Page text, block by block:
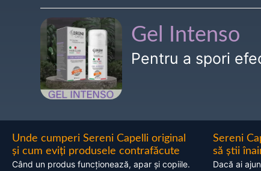
Gel Intenso
Pentru a spori
Unde cumperi Sereni Capelli original
și cum eviți produsele contrafăcute
Când un produs funcționează, apar și copiile.
Sereni
să știi
Dacă ai